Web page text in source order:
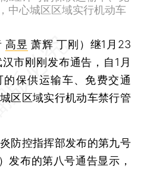
中心城区区域实行机动车
高昱 萧辉 丁刚） 继1月23
市刚刚发布通告，自1月
保供运输车、免费交通
区区域实行机动车禁行管
控指挥部发布的第九号
发布的第八号通告显示，